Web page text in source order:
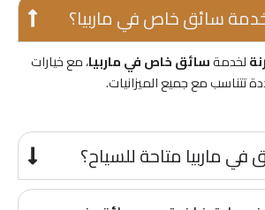
سائق خاص في ماربيا؟
لخدمةسائق خاص في ماربيا، مع خيارات
تتناسب مع جميع الميزانيات.
ماربيا متاحة للسياح؟